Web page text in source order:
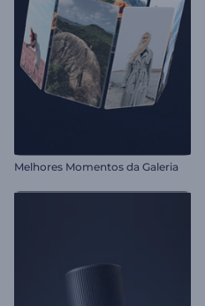
Melhores Momentos da Galeria